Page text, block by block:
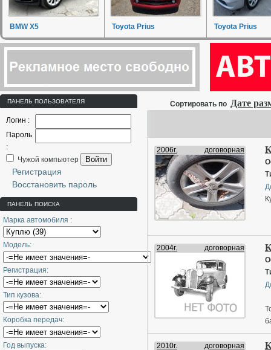
BMW X5 Toyota Prius Toyota Prius
ПАНЕЛЬ ПОЛЬЗОВАТЕЛЯ
Логин :
Пароль
:
Чужой компьютер
Войти
Регистрация
Восстановить пароль
ПАНЕЛЬ ПОИСКА
Марка автомобиля :
Модель:
Регистрация:
Тип кузова:
Коробка передач:
Год выпуска:
Сортировать по Дате
2006г. договорная
2004г. договорная
2010г. договорная